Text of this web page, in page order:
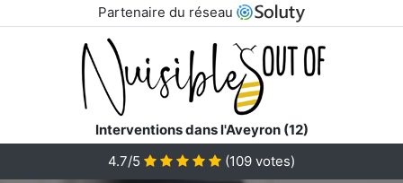
Partenaire du réseau
Interventions dans l'Aveyron (12)
4.7/5
(109 votes)